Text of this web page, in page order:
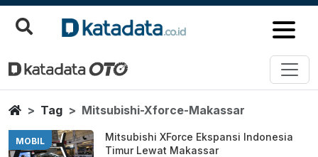
Mitsubishi Xforce Makassar
Berita Terbaru
HomeTag Mitsubishi-Xforce-Makassar
MOBIL
Mitsubishi XForce Ekspansi Indonesia
Timur Lewat Makassar